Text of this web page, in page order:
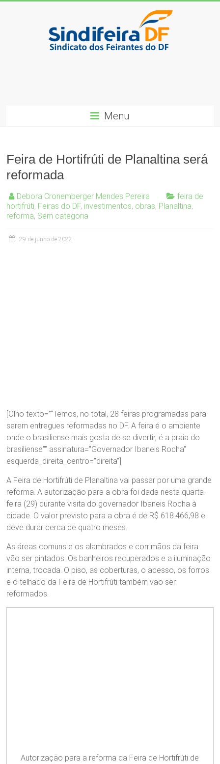
Menu
Feira de Hortifrúti de Planaltina será
reformada
Debora Cronemberger Mendes Pereira
feira de
hortifrúti, Feiras do DF, investimentos, obras, Planaltina,
reforma, Sem categoria
29 de junho de 2022
[Olho texto=”“Temos, no total, 28 feiras programadas para
serem entregues reformadas no DF. A feira é o ambiente
onde o brasiliense mais gosta de se divertir, é a praia do
brasiliense”” assinatura=”Governador Ibaneis Rocha”
esquerda_direita_centro=”direita”]
A Feira de Hortifrúti de Planaltina vai passar por uma grande
reforma. A autorização para a obra foi dada nesta quarta-
feira (29) durante visita do governador Ibaneis Rocha à
cidade. O valor previsto para a obra é de R$ 618.466,98 e
deve durar cerca de quatro meses.
As áreas comuns e os alambrados e corrimãos da feira
vão ser pintados. Os banheiros recuperados e a iluminação
interna, trocada. O piso, as coberturas, o acesso, os forros
e o telhado da Feira de Hortifrúti também vão ser
reformados.
Autorização para a reforma da Feira de Hortifrúti de